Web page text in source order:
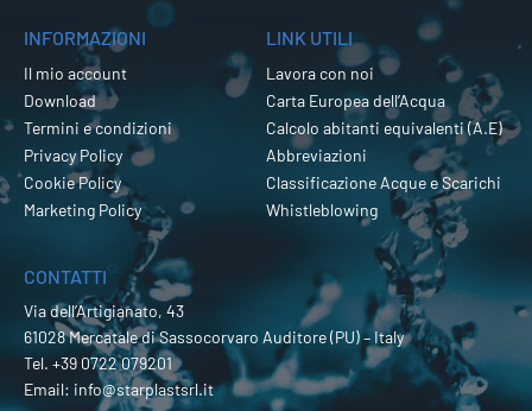
INFORMAZIONI
Il mio account
Download
Termini e condizioni
Privacy Policy
Cookie Policy
Marketing Policy
LINK UTILI
Lavora con noi
Carta Europea dell’Acqua
Calcolo abitanti equivalenti (A.E)
Abbreviazioni
Classificazione Acque e Scarichi
Whistleblowing
CONTATTI
Via dell’Artigianato, 43
61028 Mercatale di Sassocorvaro Auditore (PU) – Italy
Tel. +39 0722 079201
Email: info@starplastsrl.it